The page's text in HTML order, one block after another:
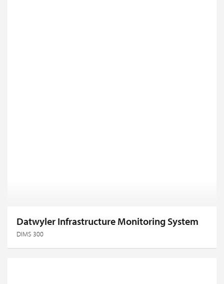
Datwyler Infrastructure Monitoring System
DIMS 300